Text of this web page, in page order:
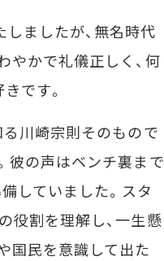
ましたが、無名時代
やかで礼儀正しく、何
です。
川崎宗則そのもので
彼の声はベンチ裏まで
していました。スタ
役割を理解し、一生懸
国民を意識して出た